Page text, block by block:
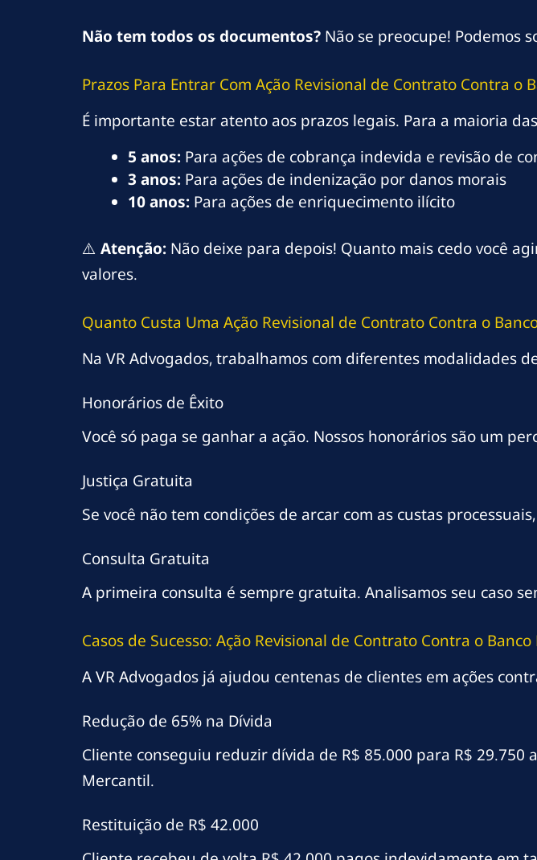
Não tem todos os documentos? Não se preocupe! Podemos
Prazos Para Entrar Com Ação Revisional de Contrato Contra o
É importante estar atento aos prazos legais. Para a maioria
5 anos: Para ações de cobrança indevida e revisão de
3 anos: Para ações de indenização por danos morais
10 anos: Para ações de enriquecimento ilícito
⚠️ Atenção: Não deixe para depois! Quanto mais cedo você
valores.
Quanto Custa Uma Ação Revisional de Contrato Contra o
Na VR Advogados, trabalhamos com diferentes modalidades
Honorários de Êxito
Você só paga se ganhar a ação. Nossos honorários são um
Justiça Gratuita
Se você não tem condições de arcar com as custas
Consulta Gratuita
A primeira consulta é sempre gratuita. Analisamos seu caso
Casos de Sucesso: Ação Revisional de Contrato Contra o
A VR Advogados já ajudou centenas de clientes em ações
Redução de 65% na Dívida
Cliente conseguiu reduzir dívida de R$ 85.000 para R$
Mercantil.
Restituição de R$ 42.000